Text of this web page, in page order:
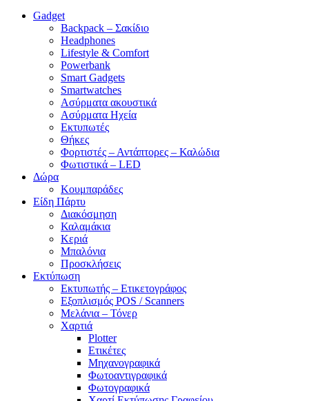
Gadget
Backpack – Σακίδιο
Headphones
Lifestyle & Comfort
Powerbank
Smart Gadgets
Smartwatches
Ασύρματα ακουστικά
Ασύρματα Ηχεία
Εκτυπωτές
Θήκες
Φορτιστές – Αντάπτορες – Καλώδια
Φωτιστικά – LED
Δώρα
Κουμπαράδες
Είδη Πάρτυ
Διακόσμηση
Καλαμάκια
Κεριά
Μπαλόνια
Προσκλήσεις
Εκτύπωση
Εκτυπωτής – Ετικετογράφος
Εξοπλισμός POS / Scanners
Μελάνια – Τόνερ
Χαρτιά
Plotter
Ετικέτες
Μηχανογραφικά
Φωτοαντιγραφικά
Φωτογραφικά